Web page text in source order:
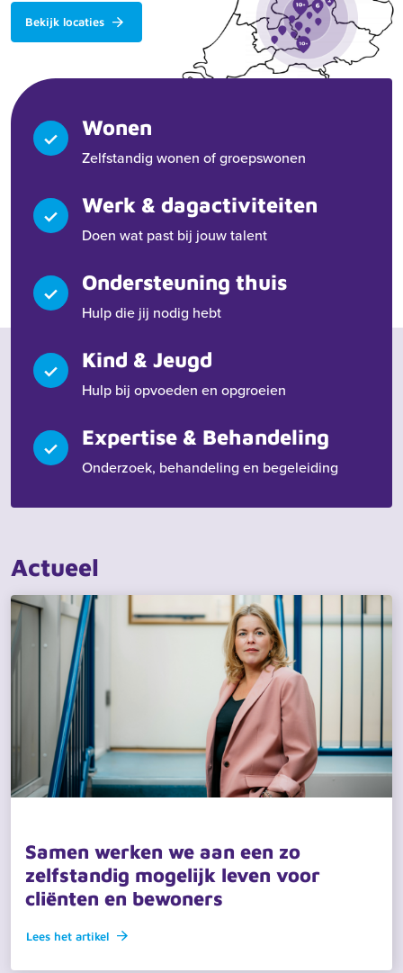
Bekijk locaties
Wonen
Zelfstandig wonen of groepswonen
Werk & dagactiviteiten
Doen wat past bij jouw talent
Ondersteuning thuis
Hulp die jij nodig hebt
Kind & Jeugd
Hulp bij opvoeden en opgroeien
Expertise & Behandeling
Onderzoek, behandeling en begeleiding
Actueel
Samen werken we aan een zo
zelfstandig mogelijk leven voor
cliënten en bewoners
Lees het artikel